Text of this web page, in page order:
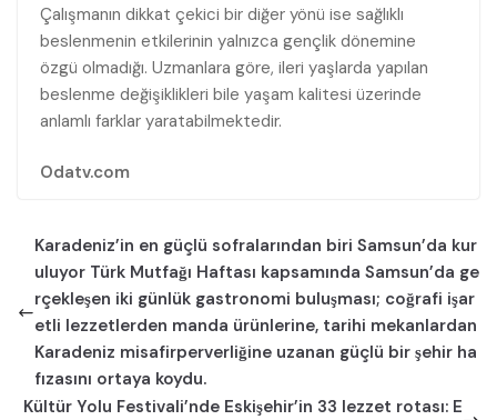
Çalışmanın dikkat çekici bir diğer yönü ise sağlıklı
beslenmenin etkilerinin yalnızca gençlik dönemine
özgü olmadığı. Uzmanlara göre, ileri yaşlarda yapılan
beslenme değişiklikleri bile yaşam kalitesi üzerinde
anlamlı farklar yaratabilmektedir.
Odatv.com
Karadeniz’in en güçlü sofralarından biri Samsun’da kur
uluyor Türk Mutfağı Haftası kapsamında Samsun’da ge
rçekleşen iki günlük gastronomi buluşması; coğrafi işar
etli lezzetlerden manda ürünlerine, tarihi mekanlardan
Karadeniz misafirperverliğine uzanan güçlü bir şehir ha
fızasını ortaya koydu.
Kültür Yolu Festivali’nde Eskişehir’in 33 lezzet rotası: E